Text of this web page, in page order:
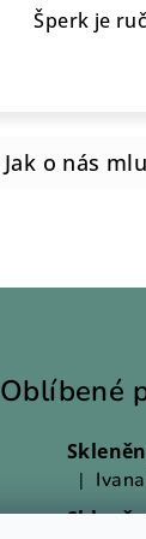
Šperk je
Oblíbené
|